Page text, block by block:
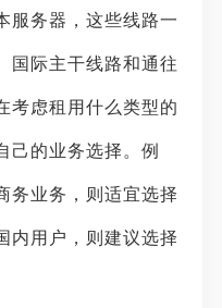
服务器，这些线路一
国际主干线路和通往
考虑租用什么类型的
己的业务选择。例
务业务，则适宜选择
内用户，则建议选择